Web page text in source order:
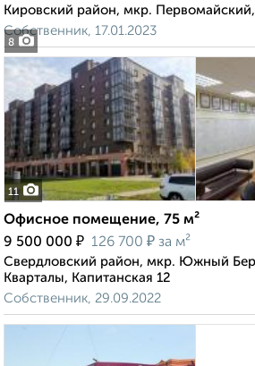
8
Кировский район, мкр.
Собственник, 17.01.2023
11
Офисное помещение, 75 м²
9 500 000 ₽ 126 700 ₽ за м²
Свердловский район, мкр. Южный
Кварталы, Капитанская 12
Собственник, 29.09.2022